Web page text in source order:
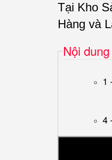
Tại Kho
Hàng và
Nội
1
4